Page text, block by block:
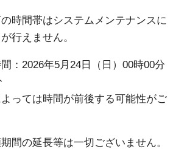
時間帯はシステムメンテナンスに
行えません。
：2026年5月24日（日）00時00分
っては時間が前後する可能性がご
間の延長等は一切ございません。